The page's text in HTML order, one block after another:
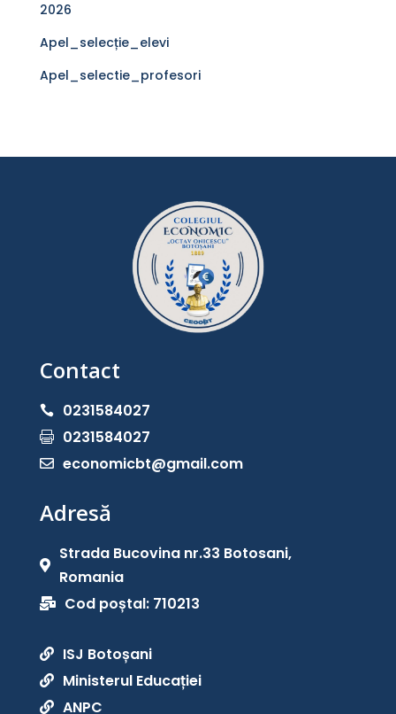
2026
Apel_selecție_elevi
Apel_selectie_profesori
Contact
 0231584027
 0231584027
 economicbt@gmail.com
Adresă

Strada Bucovina nr.33 Botosani,
Romania
 Cod poștal: 710213
 ISJ Botoșani
 Ministerul Educației
 ANPC